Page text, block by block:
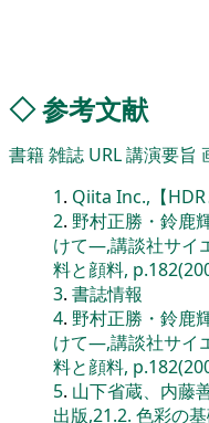
◇参考文献
書籍雑誌 URL講演要旨
1. Qiita Inc.,【
2. 野村正勝・鈴鹿
けて―,講談社サイ
料と顔料,
3. 書誌情報
4. 野村正勝・鈴鹿
けて―,講談社サイ
料と顔料,
5. 山下省蔵、内藤
出版,21.2. 色彩の